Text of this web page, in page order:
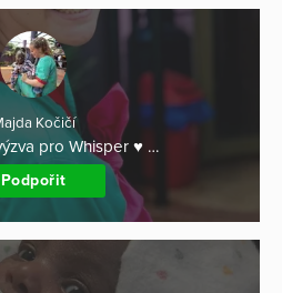
Kočičí
pro Whisper ♥️ …
Podpořit